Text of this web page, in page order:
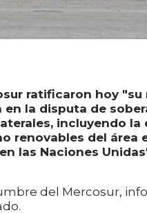
ratificaron hoy "su
la disputa de
incluyendo la
renovables del área
las Naciones
del Mercosur,